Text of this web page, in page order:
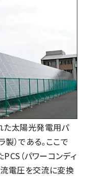
た太陽光発電用パ
）である。ここで
（パワーコンディ
流電圧を交流に変換